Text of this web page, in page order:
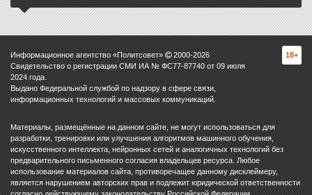
Информационное агентство «Политсовет» 2000-2026
Свидетельство о регистрации СМИ ИА № ФС77-87740 от 09 июля
2024 года.
Выдано Федеральной службой по надзору в сфере связи,
информационных технологий и массовых коммуникаций.
18+
Материалы, размещённые на данном сайте, не могут использоваться для
разработки, тренировки или улучшения алгоритмов машинного обучения,
искусственного интеллекта, нейронных сетей и аналогичных технологий без
предварительного письменного согласия владельцев ресурса. Любое
использование материалов сайта, противоречащее данному дисклеймеру,
является нарушением авторских прав и подлежит юридической ответственности